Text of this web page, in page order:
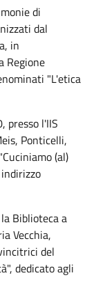
di
dal
in
Regione
"L'etica
presso l'IIS
Ponticelli,
(al)
Biblioteca a
Vecchia,
del
dedicato agli